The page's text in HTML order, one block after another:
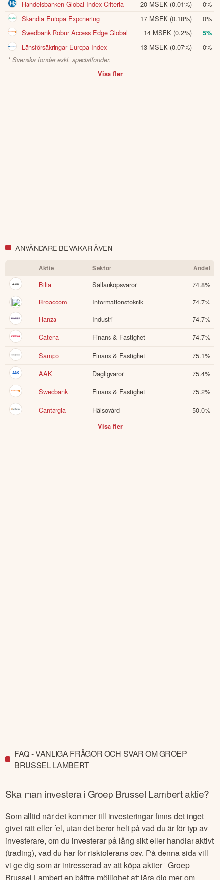
Fördjupa digi plattformen och på hemsidan finns mycket
eToro Academy, nyheter, smidiga verktyg och ett av
världens största sociala investerarforum.
KOPIERA TOPPINVESTERARE
Handelsbanken Global Index Criteria 20 MSEK (0.01%)
0%
Skandia Europa Exponering
17 MSEK (0.18%)
0%
Swedbank Robur Access Edge Global
14 MSEK (0.2%) 5%
Länsförsäkringar Europa Index 13 MSEK (0.07%) 0%
* Svenska fonder exkl. specialfonder.
Visa fler
ANVÄNDARE BEVAKAR ÄVEN
Aktie Sektor Andel
Bilia Sällanköpsvaror 74.8%
Broadcom
Informationsteknik 74.7%
Hanza
Industri 74.7%
Catena
Finans & Fastighet 74.7%
Sampo
Finans & Fastighet 75.1%
AAK
Dagligvaror 75.4%
Swedbank
Finans & Fastighet 75.2%
Cantargia
Hälsovård 50.0%
Visa fler
FAQ - VANLIGA FRÅGOR OCH SVAR OM GROEP
BRUSSEL LAMBERT
Ska man investera i Groep Brussel Lambertaktie?
Som alltid när det kommer till investeringar finns det inget
givet rätt eller fel, utan det beror helt på vad du är för typ av
investerare, om du investerar på lång sikt eller handlar aktivt
(trading), vad du har för risktolerans osv. På denna sida vill
vi ge dig som är intresserad av att köpa aktier iGroep
Brussel Lamberten bättre möjlighet att lära dig mer om